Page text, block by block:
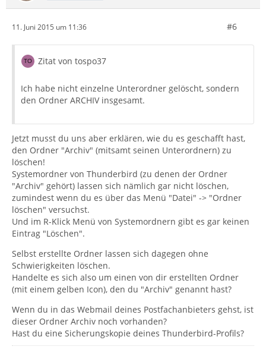
11. Juni 2015 um 11:36 #6
Zitat von tospo37
Ich habe nicht einzelne Unterordner gelöscht, sondern
den Ordner ARCHIV insgesamt.
Jetzt musst du uns aber erklären, wie du es geschafft hast,
den Ordner "Archiv" (mitsamt seinen Unterordnern) zu
löschen!
Systemordner von Thunderbird (zu denen der Ordner
"Archiv" gehört) lassen sich nämlich gar nicht löschen,
zumindest wenn du es über das Menü "Datei" -> "Ordner
löschen" versuchst.
Und im R-Klick Menü von Systemordnern gibt es gar keinen
Eintrag "Löschen".
Selbst erstellte Ordner lassen sich dagegen ohne
Schwierigkeiten löschen.
Handelte es sich also um einen von dir erstellten Ordner
(mit einem gelben Icon), den du "Archiv" genannt hast?
Wenn du in das Webmail deines Postfachanbieters gehst, ist
dieser Ordner Archiv noch vorhanden?
Hast du eine Sicherungskopie deines Thunderbird-Profils?